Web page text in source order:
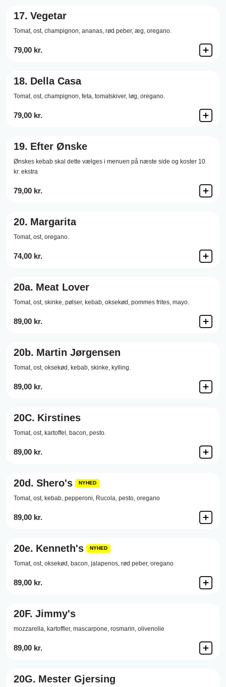
17. Vegetar
Tomat, ost, champignon, ananas, rød peber, æg, oregano.
79,00 kr.
18. Della Casa
Tomat, ost, champignon, feta, tomatskiver, løg, oregano.
79,00 kr.
19. Efter Ønske
Ønskes kebab skal dette vælges i menuen på næste side og koster 10
kr. ekstra
79,00 kr.
20. Margarita
Tomat, ost, oregano.
74,00 kr.
20a. Meat Lover
Tomat, ost, skinke, pølser, kebab, oksekød, pommes frites, mayo.
89,00 kr.
20b. Martin Jørgensen
Tomat, ost, oksekød, kebab, skinke, kylling.
89,00 kr.
20C. Kirstines
Tomat, ost, kartoffel, bacon, pesto.
89,00 kr.
20d. Shero's NYHED
Tomat, ost, kebab, pepperoni, Rucola, pesto, oregano
89,00 kr.
20e. Kenneth's NYHED
Tomat, ost, oksekød, bacon, jalapenos, rød peber, oregano
89,00 kr.
20F. Jimmy's
mozzarella, kartoffler, mascarpone, rosmarin, olivenolie
89,00 kr.
20G. Mester Gjersing